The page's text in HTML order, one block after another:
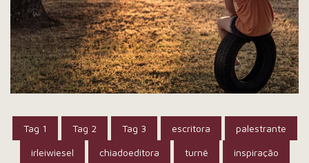
Tag 1 Tag 2 Tag 3 escritora palestrante
irleiwiesel chiadoeditora turnê inspiração